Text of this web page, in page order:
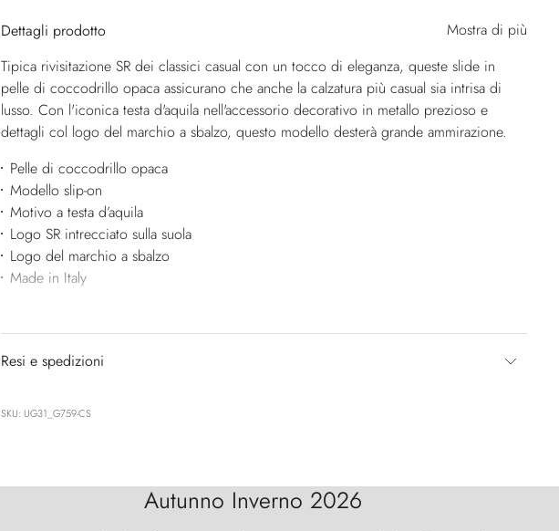
Dettagli prodotto
Mostra di più
Tipica rivisitazione SR dei classici casual con un tocco di eleganza, queste slide in
pelle di coccodrillo opaca assicurano che anche la calzatura più casual sia intrisa di
lusso. Con l'iconica testa d'aquila nell'accessorio decorativo in metallo prezioso e
dettagli col logo del marchio a sbalzo, questo modello desterà grande ammirazione.
Pelle di coccodrillo opaca
Modello slip-on
Motivo a testa d’aquila
Logo SR intrecciato sulla suola
Logo del marchio a sbalzo
Made in Italy
Resi e spedizioni
SKU: UG31_G759-CS
Autunno Inverno 2026